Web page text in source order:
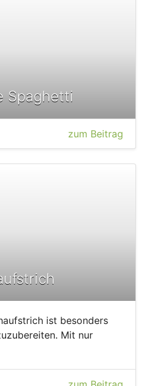
Spaghetti
zum Beitrag
ist besonders
Mit nur